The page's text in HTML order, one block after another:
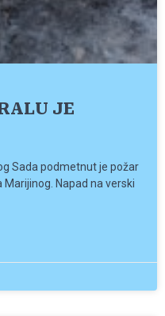
JE
Sada podmetnut je požar
Napad na verski